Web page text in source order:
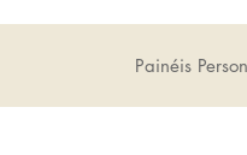
Painéis